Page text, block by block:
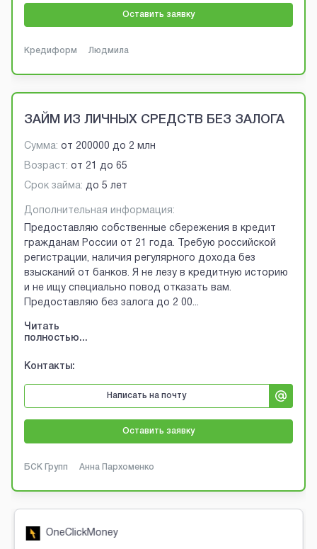
Оставить заявку
Кредиформ Людмила
ЗАЙМ ИЗ ЛИЧНЫХ СРЕДСТВ БЕЗ ЗАЛОГА
Сумма: от 200000 до 2 млн
Возраст: от 21 до 65
Срок займа: до 5 лет
Дополнительная информация:
Предоставляю собственные сбережения в кредит
гражданам России от 21 года. Требую российской
регистрации, наличия регулярного дохода без
взысканий от банков. Я не лезу в кредитную историю
и не ищу специально повод отказать вам.
Предоставляю без залога до 2 00...
Читать
полностью...
Контакты:
Написать на почту
Оставить заявку
БСК Групп Анна Пархоменко
OneClickMoney